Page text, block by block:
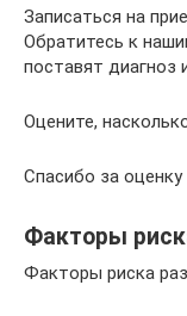
Записаться на
Обратитесь к
поставят диагноз
Оцените,
Спасибо за оценку
Факторы
Факторы риска